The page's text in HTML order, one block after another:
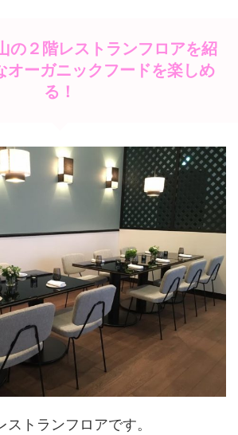
の２階レストランフロアを紹
オーガニックフードを楽しめ
る！
トランフロアです。